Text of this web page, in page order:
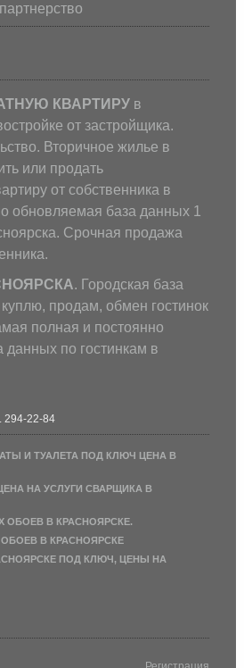
КВАРТИРУв
от застройщика.
Вторичное жилье в
или продать
от собственника в
обновляемая база данных 1
Срочная продажа
. Городская база
продам, обмен гостинок
полная и постоянно
данных по гостинкам в
22-84
И ТУАЛЕТА ПОД КЛЮЧ ЦЕНА В
НА УСЛУГИ СВАРЩИКА В
ОБОЕВ В КРАСНОЯРСКЕ.
В КРАСНОЯРСКЕ
ПОД КЛЮЧ, ЦЕНЫ НА